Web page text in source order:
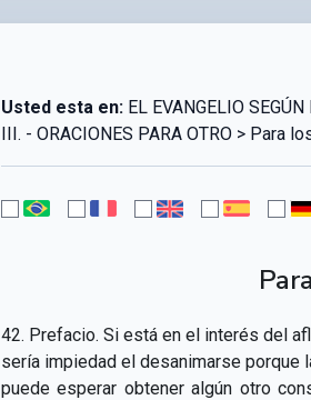
Usted esta en:EL EVANGELIO
III. - ORACIONES PARA OTRO > Para
42. Prefacio. Si está en el interés del
sería impiedad el desanimarse porque
puede esperar obtener algún otro